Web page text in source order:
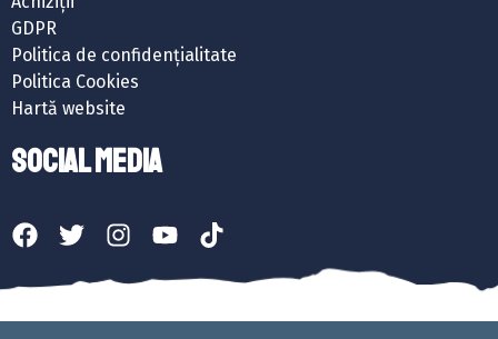
GDPR
Politica de confidențialitate
Politica Cookies
Hartă website
SOCIAL MEDIA